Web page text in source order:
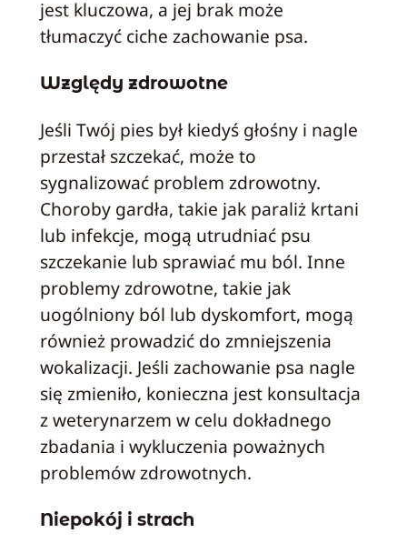
jest kluczowa, a jej brak może
tłumaczyć ciche zachowanie psa.
Względy zdrowotne
Jeśli Twój pies był kiedyś głośny i nagle
przestał szczekać, może to
sygnalizować problem zdrowotny.
Choroby gardła, takie jak paraliż krtani
lub infekcje, mogą utrudniać psu
szczekanie lub sprawiać mu ból. Inne
problemy zdrowotne, takie jak
uogólniony ból lub dyskomfort, mogą
również prowadzić do zmniejszenia
wokalizacji. Jeśli zachowanie psa nagle
się zmieniło, konieczna jest konsultacja
z weterynarzem w celu dokładnego
zbadania i wykluczenia poważnych
problemów zdrowotnych.
Niepokój i strach